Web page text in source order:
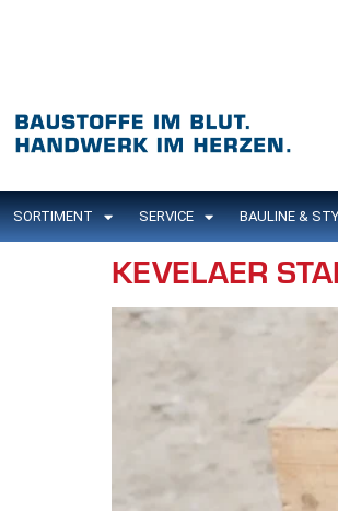
SORTIMENT SERVICE BAULINE &
KEVELAER